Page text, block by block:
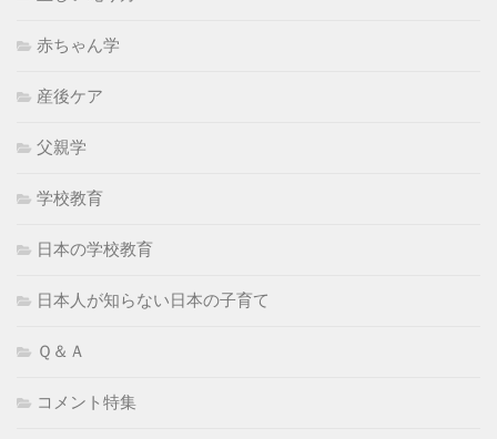
赤ちゃん学
産後ケア
父親学
学校教育
日本の学校教育
日本人が知らない日本の子育て
Ｑ＆Ａ
コメント特集